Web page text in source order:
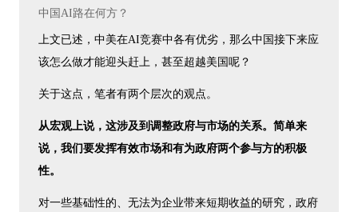
中国AI路在何方？
上文已述，中美在AI竞赛中各有优劣，那么中国接下来应
该怎么做才能迎头赶上，甚至超越美国呢？
关于这点，笔者有两个层次的观点。
从宏观上说，这涉及到调整政府与市场的关系。简单来
说，我们要发挥有效市场和有为政府两个参与方的积极
性。
对一些基础性的、无法为企业带来短期收益的研究，政府